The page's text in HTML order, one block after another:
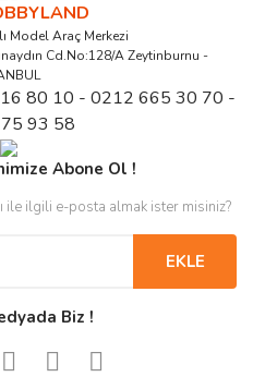
Model Araç Merkezi
Cd.No:128/A Zeytinburnu -
80 10 - 0212 665 30 70 -
93 58
Abone Ol !
ile ilgili e-posta almak ister misiniz?
EKLE
Biz !